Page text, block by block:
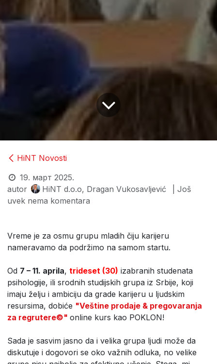
HiNT Novosti
19. март 2025.
autor
HiNT d.o.o, Dragan Vukosavljević
| Još
uvek nema komentara
Vreme je za osmu grupu mladih čiju karijeru
nameravamo da podržimo na samom startu.
Od 7 – 11. aprila, trideset (30) izabranih studenata
psihologije, ili srodnih studijskih grupa iz Srbije, koji
imaju želju i ambiciju da grade karijeru u ljudskim
resursima, dobiće "Veštine prodaje & pregovaranja
za regrutere©" online kurs kao POKLON!
Sada je sasvim jasno da i velika grupa ljudi može da
diskutuje i dogovori se oko važnih odluka, no velike